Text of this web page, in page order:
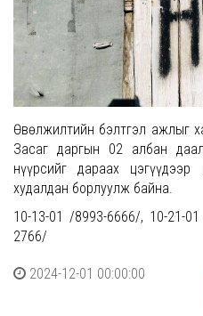
Өвөлжилтийн бэлтгэл ажлыг
Засаг даргын 02 албан
нүүрсийг дараах
худалдан борлуулж байна.
10-13-01 /8993-6666/, 10-21-
2766/
2024-12-01 00:00:00